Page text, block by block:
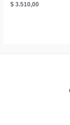
$ 3.510,00